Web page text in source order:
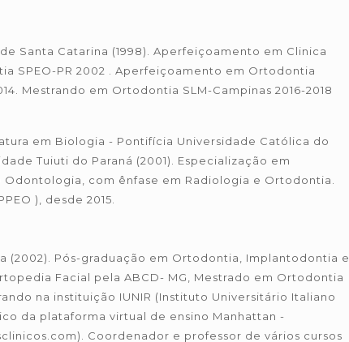
Santa Catarina (1998). Aperfeiçoamento em Clinica
SPEO-PR 2002 . Aperfeiçoamento em Ortodontia
Mestrando em Ortodontia SLM-Campinas 2016-2018
em Biologia - Pontifícia Universidade Católica do
Tuiuti do Paraná (2001). Especialização em
com ênfase em Radiologia e Ortodontia.
), desde 2015.
(2002). Pós-graduação em Ortodontia, Implantodontia e
Facial pela ABCD- MG, Mestrado em Ortodontia
na instituição IUNIR (Instituto Universitário Italiano
da plataforma virtual de ensino Manhattan -
Coordenador e professor de vários cursos